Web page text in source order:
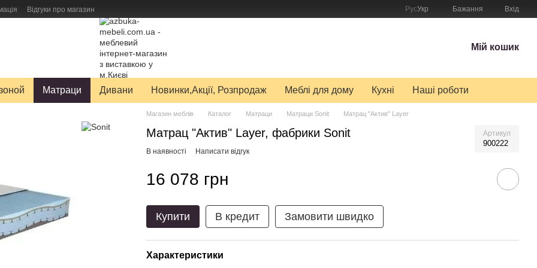
Відгуки про магазин
РусУкр Бажання Вхід
Мій кошик
Матраци Дивани Новинки,Акції, Розпродаж Меблі для дому Кухні Наші роботи
Магазин меблів Каталог Матраци Матраци Sonit Матрац "Актив" Layer
Матрац "Актив" Layer, фабрики Sonit Артикул
900222
В наявності Написати відгук
16 078 грн
Купити В кредит Замовити швидко
Характеристики